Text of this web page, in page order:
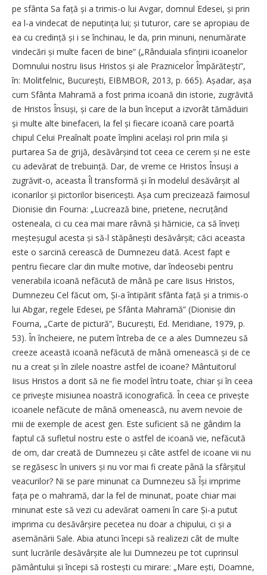
pe sfânta Sa față și a trimis-o lui Avgar, domnul Edesei, și prin
ea l-a vindecat de neputința lui; și tuturor, care se apropiau de
ea cu credință și i se închinau, le da, prin minuni, nenumărate
vindecări și multe faceri de bine” („Rânduiala sfințirii icoanelor
Domnului nostru Iisus Hristos și ale Praznicelor Împărătești”,
în: Molitfelnic, București, EIBMBOR, 2013, p. 665). Așadar, așa
cum Sfânta Mahramă a fost prima icoană din istorie, zugrăvită
de Hristos Însuși, și care de la bun început a izvorât tămăduiri
și multe alte binefaceri, la fel și fiecare icoană care poartă
chipul Celui Prea­înalt poate împlini același rol prin mila și
purtarea Sa de grijă, desăvârșind tot ceea ce cerem și ne este
cu adevărat de trebuință. Dar, de vreme ce Hristos Însuși a
zugrăvit-o, aceasta Îl transformă și în modelul desăvârșit al
iconarilor și pictorilor bisericești. Așa cum precizează faimosul
Dionisie din Fourna: „Lucrează bine, prietene, necruțând
osteneala, ci cu cea mai mare râvnă și hărnicie, ca să înveți
meșteșugul acesta și să-l stăpânești desăvârșit; căci aceasta
este o sarcină cerească de Dumnezeu dată. Acest fapt e
pentru fiecare clar din multe motive, dar îndeosebi pentru
venerabila icoană nefăcută de mână pe care Iisus Hristos,
Dumnezeu Cel făcut om, Și-a întipărit sfânta față și a trimis-o
lui Abgar, regele Edesei, pe Sfânta Mahramă” (Dionisie din
Fourna, „Carte de pictură”, București, Ed. Meridiane, 1979, p.
53). În încheiere, ne putem întreba de ce a ales Dumnezeu să
creeze această icoană nefăcută de mână omenească și de ce
nu a creat și în zilele noastre astfel de icoane? Mântuitorul
Iisus Hristos a dorit să ne fie model întru toate, chiar și în ceea
ce privește misiunea noastră iconografică. În ceea ce privește
icoanele nefăcute de mână omenească, nu avem nevoie de
mii de exemple de acest gen. Este suficient să ne gândim la
faptul că sufletul nostru este o astfel de icoană vie, nefăcută
de om, dar creată de Dumnezeu și câte astfel de icoane vii nu
se regăsesc în univers și nu vor mai fi create până la sfârșitul
veacurilor? Ni se pare minunat ca Dumnezeu să Își imprime
fața pe o mahramă, dar la fel de minunat, poate chiar mai
minunat este să vezi cu adevărat oameni în care Și-a putut
imprima cu desăvârșire pecetea nu doar a chipului, ci și a
asemănării Sale. Abia atunci începi să realizezi cât de multe
sunt lucrările desăvârșite ale lui Dumnezeu pe tot cuprinsul
pământului și începi să rostești cu mirare: „Mare ești, Doamne,